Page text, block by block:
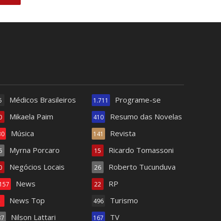
Médicos Brasileiros
Mikaela Paim
Música
Myrna Porcaro
Negócios Locais
News
News Top
Nilson Lattari
Programe-se
1.711
Resumo das Novelas
410
Revista
141
Ricardo Tomassoni
15
Roberto Tucunduva
26
RP
22
Turismo
496
TV
167